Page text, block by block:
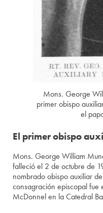
Mons. George
primer obispo
el
El primer obispo
Mons. George William
falleció el 2 de octubre de
nombrado obispo auxiliar
consagración episcopal
McDonnel en la Catedral